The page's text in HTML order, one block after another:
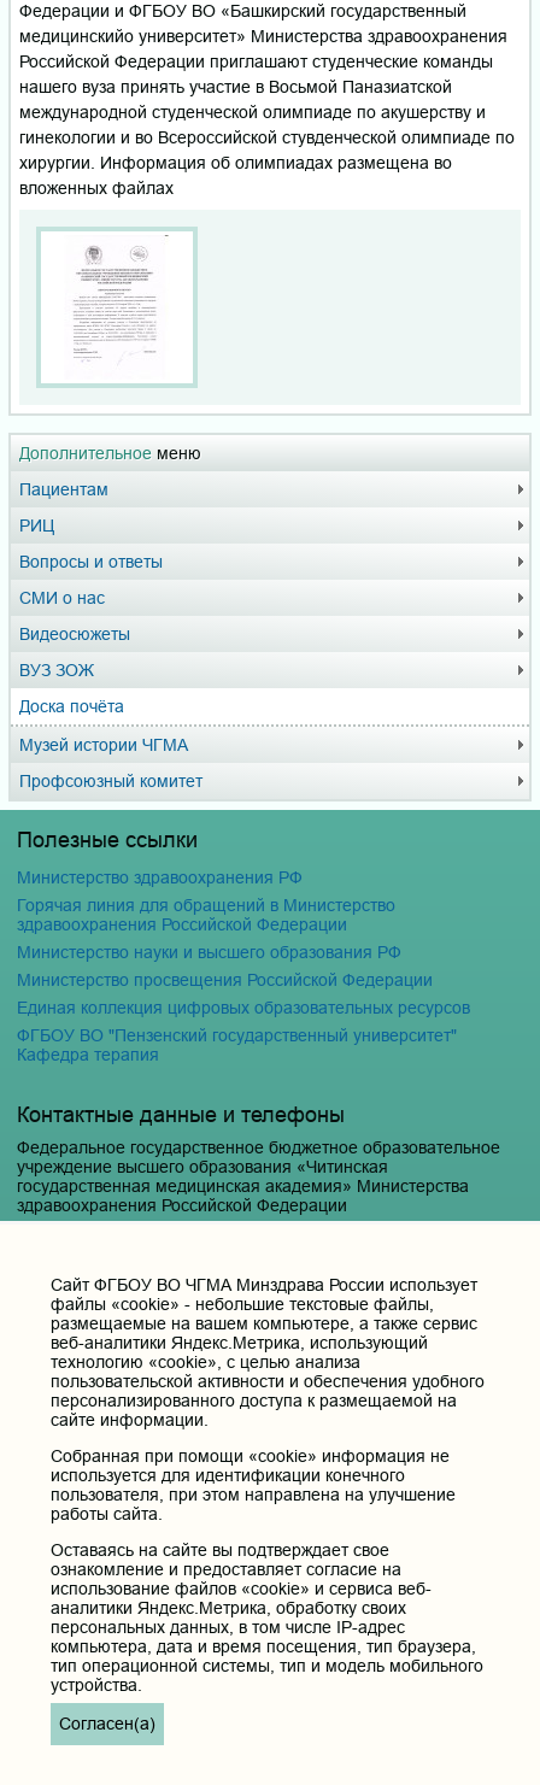
Дополнительное меню
Пациентам
РИЦ
Вопросы и ответы
СМИ о нас
Видеосюжеты
ВУЗ ЗОЖ
Доска почёта
Музей истории ЧГМА
Профсоюзный комитет
Федерации и ФГБОУ ВО «Башкирский государственный
медицинскийо университет» Министерства здравоохранения
Российской Федерации приглашают студенческие команды
нашего вуза принять участие в Восьмой Паназиатской
международной студенческой олимпиаде по акушерству и
гинекологии и во Всероссийской стувденческой олимпиаде по
хирургии. Информация об олимпиадах размещена во
вложенных файлах
Полезные ссылки
Министерство здравоохранения РФ
Горячая линия для обращений в Министерство
здравоохранения Российской Федерации
Министерство науки и высшего образования РФ
Министерство просвещения Российской Федерации
Единая коллекция цифровых образовательных ресурсов
ФГБОУ ВО "Пензенский государственный университет"
Кафедра терапия
Контактные данные и телефоны
Федеральное государственное бюджетное образовательное
учреждение высшего образования «Читинская
государственная медицинская академия» Министерства
здравоохранения Российской Федерации
Горького, д. 39 «а».
Телефон приёмной ректора:
8 (3022) 35-43-24
Электронная почта:
pochta@chitgma.ru
Официальная группа «ВКонтакте»:
Официальный канал «Телеграмм»:
https://t.me/chgma75
Официальный канал «МАХ»:
https://max.ru/id7536010483_gos
Вход
Главная
Карта сайта
Cайт ФГБОУ ВО ЧГМА Минздрава России использует
файлы «cookie» - небольшие текстовые файлы,
размещаемые на вашем компьютере, а также сервис
веб-аналитики Яндекс.Метрика, использующий
технологию «cookie», с целью анализа
пользовательской активности и обеспечения удобного
персонализированного доступа к размещаемой на
сайте информации.
Собранная при помощи «cookie» информация не
используется для идентификации конечного
пользователя, при этом направлена на улучшение
работы сайта.
Оставаясь на сайте вы подтверждает свое
ознакомление и предоставляет согласие на
использование файлов «cookie» и сервиса веб-
аналитики Яндекс.Метрика, обработку своих
персональных данных, в том числе IP-адрес
компьютера, дата и время посещения, тип браузера,
тип операционной системы, тип и модель мобильного
устройства.
Согласен(а)